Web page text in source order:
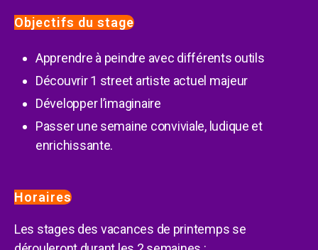
Objectifs du stage
Apprendre à peindre avec différents outils
Découvrir 1 street artiste actuel majeur
Développer l’imaginaire
Passer une semaine conviviale, ludique et
enrichissante.
Horaires
Les stages des vacances de printemps se